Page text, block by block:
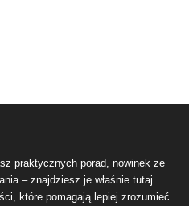
praktycznych porad, nowinek ze
– znajdziesz je właśnie tutaj.
które pomagają lepiej zrozumieć